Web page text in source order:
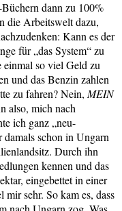
dann zu 100%
die Arbeitswelt dazu,
Kann es der
für „das System“ zu
einmal so viel Geld zu
und das Benzin zahlen
zu fahren? Nein, MEIN
also, mich nach
ich ganz „neu-
damals schon in Ungarn
Durch ihn
kennen und das
eingebettet in einer
sehr. So kam es, dass